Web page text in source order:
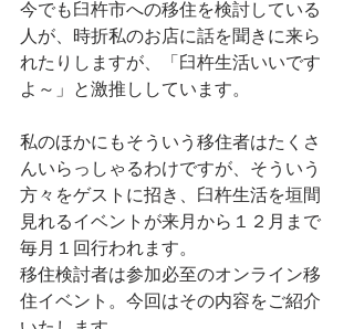
今でも臼杵市への移住を検討している
人が、時折私のお店に話を聞きに来ら
れたりしますが、「臼杵生活いいです
よ～」と激推ししています。
私のほかにもそういう移住者はたくさ
んいらっしゃるわけですが、そういう
方々をゲストに招き、臼杵生活を垣間
見れるイベントが来月から１２月まで
毎月１回行われます。
移住検討者は参加必至のオンライン移
住イベント。今回はその内容をご紹介